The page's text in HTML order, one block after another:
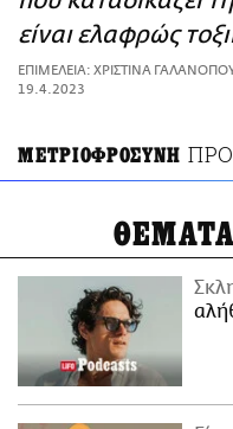
ΑΜΠΑ
PRINT
είναι ελαφρώς
ΕΠΙΜΕΛΕΙΑ: ΧΡΙΣΤΙΝΑ
19.4.2023
ΜΕΤΡΙΟΦΡΟΣΥΝΗ
ΘΕΜΑΤΑ